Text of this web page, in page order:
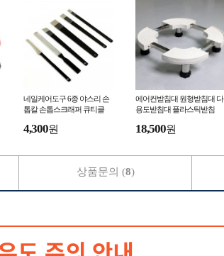
네일케어도구 6종 야스리 손
톱칼 손톱스크래퍼 큐티클
4,300원
에어컨받침대 원형받침대 다
용도받침대 플라스틱받침
18,500원
상품문의 (8)